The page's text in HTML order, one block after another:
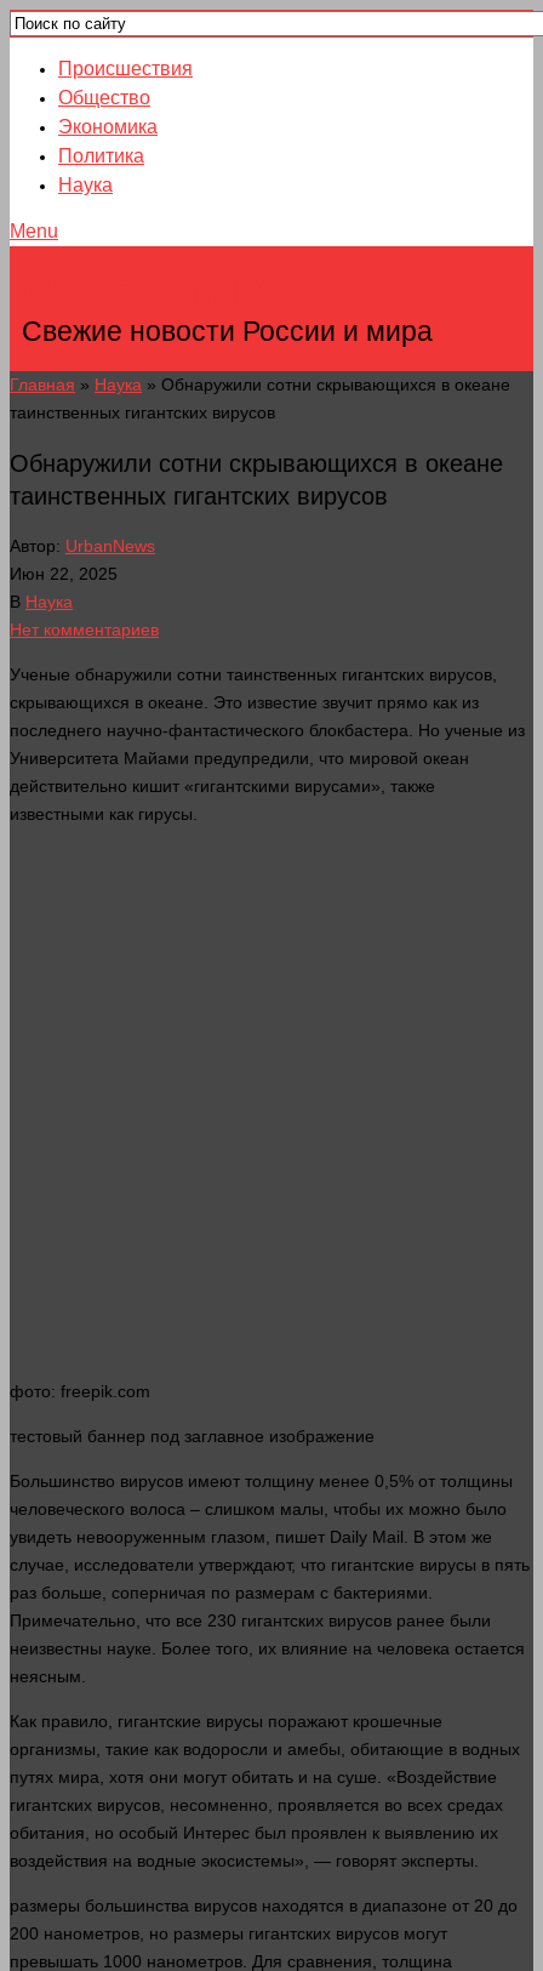
Происшествия
Общество
Экономика
Политика
Наука
Menu
Свежие новости России и мира
Главная » Наука » Обнаружили сотни скрывающихся в океане
таинственных гигантских вирусов
Обнаружили сотни скрывающихся в океане
таинственных гигантских вирусов
Автор: UrbanNews
Июн 22, 2025
В Наука
Нет комментариев
Ученые обнаружили сотни таинственных гигантских вирусов,
скрывающихся в океане. Это известие звучит прямо как из
последнего научно-фантастического блокбастера. Но ученые из
Университета Майами предупредили, что мировой океан
действительно кишит «гигантскими вирусами», также
известными как гирусы.
фото: freepik.com
тестовый баннер под заглавное изображение
Большинство вирусов имеют толщину менее 0,5% от толщины
человеческого волоса – слишком малы, чтобы их можно было
увидеть невооруженным глазом, пишет Daily Mail. В этом же
случае , исследователи утверждают, что гигантские вирусы в пять
раз больше , соперничая по размерам с бактериями.
Примечательно, что все 230 гигантских вирусов ранее были
неизвестны науке. Более того, их влияние на человека остается
неясным.
Как правило , гигантские вирусы поражают крошечные
организмы, такие как водоросли и амебы, обитающие в водных
путях мира, хотя они могут обитать и на суше. «Воздействие
гигантских вирусов, несомненно, проявляется во всех средах
обитания, но особый Интерес был проявлен к выявлению их
воздействия на водные экосистемы», — говорят эксперты.
размеры большинства вирусов находятся в диапазоне от 20 до
200 нанометров, но размеры гигантских вирусов могут
превышать 1000 нанометров. Для сравнения, толщина